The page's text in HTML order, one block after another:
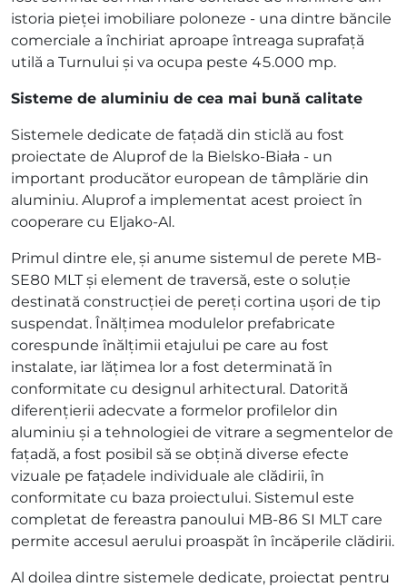
istoria pieței imobiliare poloneze - una dintre băncile
comerciale a închiriat aproape întreaga suprafață
utilă a Turnului și va ocupa peste 45.000 mp.
Sisteme de aluminiu de cea mai bună calitate
Sistemele dedicate de fațadă din sticlă au fost
proiectate de Aluprof de la Bielsko-Biała - un
important producător european de tâmplărie din
aluminiu. Aluprof a implementat acest proiect în
cooperare cu Eljako-Al.
Primul dintre ele, și anume sistemul de perete MB-
SE80 MLT și element de traversă, este o soluție
destinată construcției de pereți cortina ușori de tip
suspendat. Înălțimea modulelor prefabricate
corespunde înălțimii etajului pe care au fost
instalate, iar lățimea lor a fost determinată în
conformitate cu designul arhitectural. Datorită
diferențierii adecvate a formelor profilelor din
aluminiu și a tehnologiei de vitrare a segmentelor de
fațadă, a fost posibil să se obțină diverse efecte
vizuale pe fațadele individuale ale clădirii, în
conformitate cu baza proiectului. Sistemul este
completat de fereastra panoului MB-86 SI MLT care
permite accesul aerului proaspăt în încăperile clădirii.
Al doilea dintre sistemele dedicate, proiectat pentru